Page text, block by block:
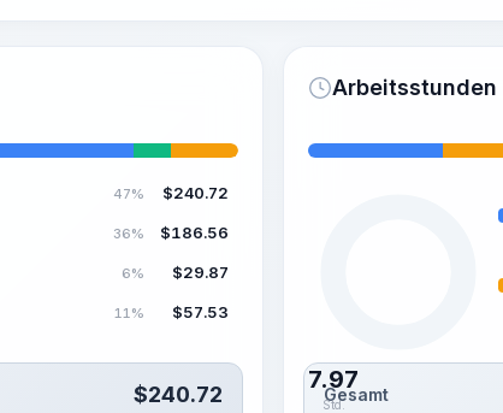
47% $240.72
36% $186.56
6% $29.87
11% $57.53
$240.72
Arbeitsstunden
7.97
Std.
Gesamt